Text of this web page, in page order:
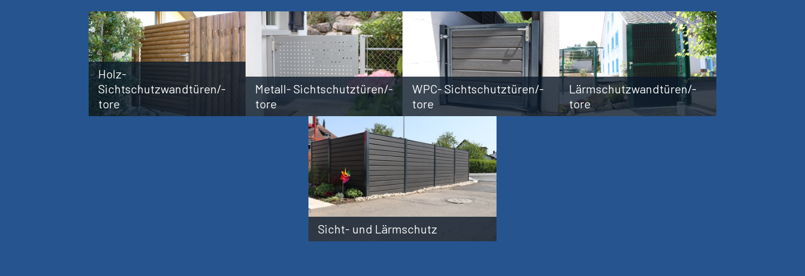
Holz-
Sichtschutzwandtüren/-
tore
Metall- Sichtschutztüren/-
tore
WPC- Sichtschutztüren/-
tore
Lärmschutzwandtüren/-
tore
Sicht- und Lärmschutz